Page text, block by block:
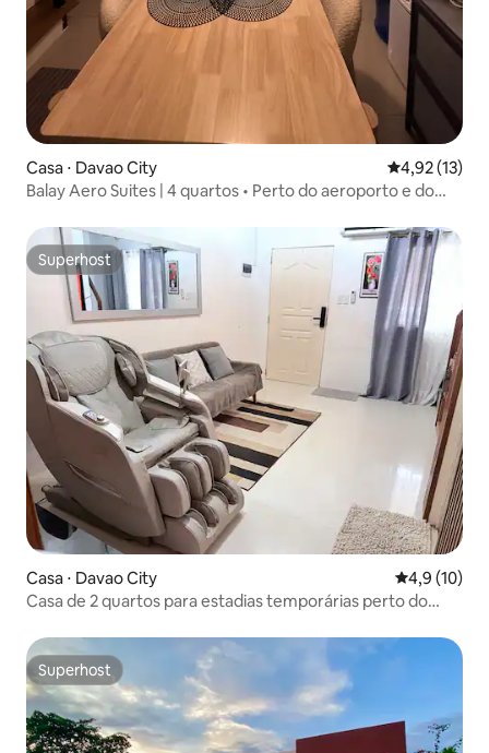
Casa ⋅ Davao City 4,92 de uma
4,92 (13)
Balay Aero Suites | 4 quartos • Perto do aeroporto e do
Superhost
Superhost
Casa ⋅ Davao City 4,9 de uma
4,9 (10)
Casa de 2 quartos para estadias temporárias perto do
Superhost
Superhost